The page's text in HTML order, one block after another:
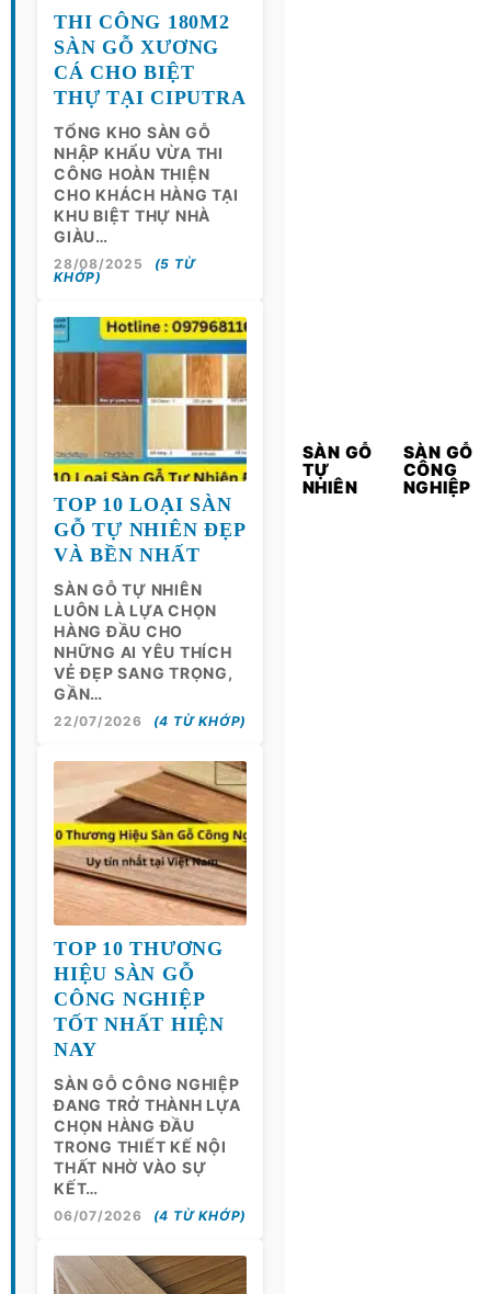
THI CÔNG 180M2
SÀN GỖ XƯƠNG
CÁ CHO BIỆT
THỰ TẠI CIPUTRA
TỔNG KHO SÀN GỖ
NHẬP KHẨU VỪA THI
CÔNG HOÀN THIỆN
CHO KHÁCH HÀNG TẠI
KHU BIỆT THỰ NHÀ
GIÀU…
28/08/2025
(5 TỪ
KHỚP)
TOP 10 LOẠI SÀN
GỖ TỰ NHIÊN ĐẸP
VÀ BỀN NHẤT
SÀN GỖ TỰ NHIÊN
LUÔN LÀ LỰA CHỌN
HÀNG ĐẦU CHO
NHỮNG AI YÊU THÍCH
VẺ ĐẸP SANG TRỌNG,
GẦN…
22/07/2026 (4 TỪ KHỚP)
TOP 10 THƯƠNG
HIỆU SÀN GỖ
CÔNG NGHIỆP
TỐT NHẤT HIỆN
NAY
SÀN GỖ CÔNG NGHIỆP
ĐANG TRỞ THÀNH LỰA
CHỌN HÀNG ĐẦU
TRONG THIẾT KẾ NỘI
THẤT NHỜ VÀO SỰ
KẾT…
06/07/2026 (4 TỪ KHỚP)
SÀN GỖ
TỰ
NHIÊN
SÀN GỖ
CÔNG
NGHIỆP